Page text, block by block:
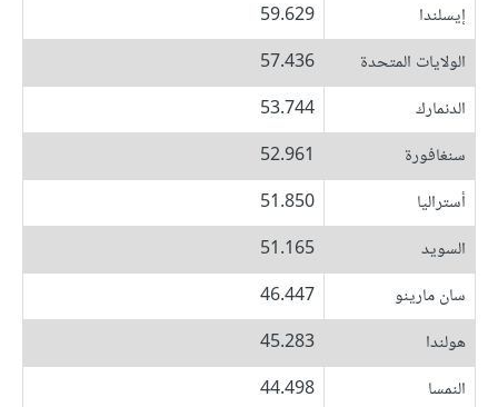
إيسلندا
59.629
الولايات المتحدة
57.436
الدنمارك
53.744
سنغافورة
52.961
أستراليا
51.850
السويد
51.165
سان مارينو
46.447
هولندا
45.283
النمسا
44.498